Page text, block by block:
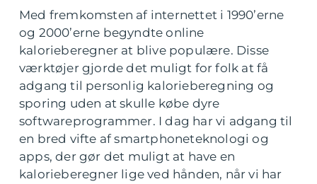
Med fremkomsten af internettet i 1990’erne
og 2000’erne begyndte online
kalorieberegner at blive populære. Disse
værktøjer gjorde det muligt for folk at få
adgang til personlig kalorieberegning og
sporing uden at skulle købe dyre
softwareprogrammer. I dag har vi adgang til
en bred vifte af smartphoneteknologi og
apps, der gør det muligt at have en
kalorieberegner lige ved hånden, når vi har